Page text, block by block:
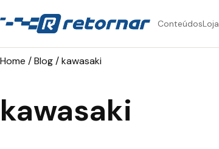
ConteúdosLoja
Home /Blog/kawasaki
kawasaki